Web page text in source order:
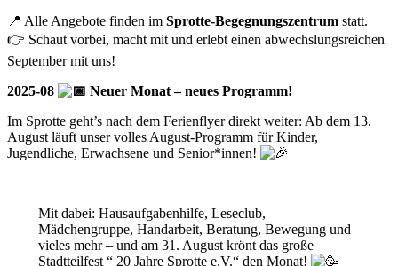
📍 Alle Angebote finden im Sprotte-Begegnungszentrum statt.
👉 Schaut vorbei, macht mit und erlebt einen abwechslungsreichen
September mit uns!
2025-08
Neuer Monat – neues Programm!
Im Sprotte geht’s nach dem Ferienflyer direkt weiter: Ab dem 13.
August läuft unser volles August-Programm für Kinder,
Jugendliche, Erwachsene und Senior*innen!
Mit dabei: Hausaufgabenhilfe, Leseclub,
Mädchengruppe, Handarbeit, Beratung, Bewegung und
vieles mehr – und am 31. August krönt das große
Stadtteilfest “ 20 Jahre Sprotte e.V.“ den Monat!